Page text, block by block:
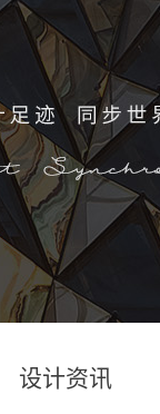
设计资讯